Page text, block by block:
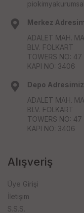
Merkez
ADALET MAH.
BLV. FOLKART
TOWERS NO: 47
KAPI NO: 3406
Depo Adresimiz
ADALET MAH.
BLV. FOLKART
TOWERS NO: 47
KAPI NO: 3406
Alışveriş
Üye Girişi
İletişim
S.S.S.